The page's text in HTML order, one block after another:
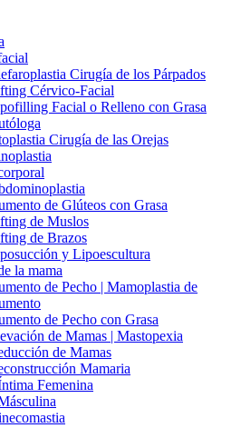
Cirugía de los Párpados
Cérvico-Facial
Facial o Relleno con Grasa
Cirugía de las Orejas
de Glúteos con Grasa
de Muslos
de Brazos
y Lipoescultura
la mama
de Pecho | Mamoplastia de
de Pecho con Grasa
de Mamas | Mastopexia
de Mamas
Mamaria
Femenina